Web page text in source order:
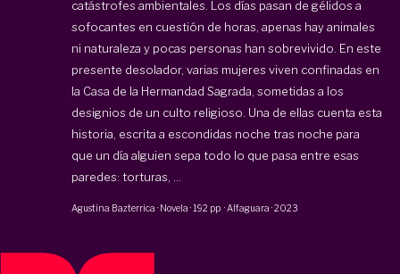
catástrofes ambientales. Los días pasan de gélidos a
sofocantes en cuestión de horas, apenas hay animales
ni naturaleza y pocas personas han sobrevivido. En este
presente desolador, varias mujeres viven confinadas en
la Casa de la Hermandad Sagrada, sometidas a los
designios de un culto religioso. Una de ellas cuenta esta
historia, escrita a escondidas noche tras noche para
que un día alguien sepa todo lo que pasa entre esas
paredes: torturas, ...
Agustina Bazterrica · Novela ·192 pp ·Alfaguara ·2023